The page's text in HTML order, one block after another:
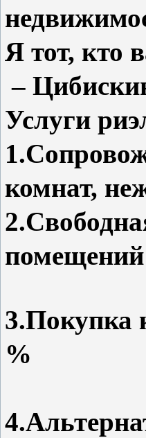
Я тот, кто
–
Услуги
комнат,
%
от